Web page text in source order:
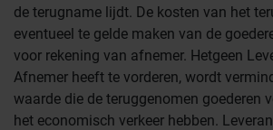
de terugname lijdt. De kosten van het
eventueel te gelde maken van de
voor rekening van afnemer. Hetgeen
Afnemer heeft te vorderen, wordt
waarde die de teruggenomen goederen
het economisch verkeer hebben.